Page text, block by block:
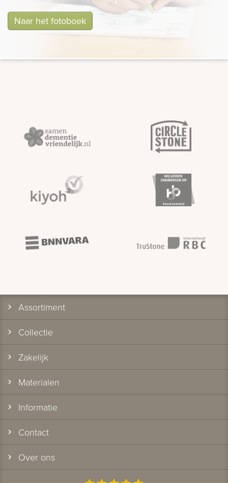
Naar het fotoboek
Assortiment
Collectie
Zakelijk
Materialen
Informatie
Contact
Over ons